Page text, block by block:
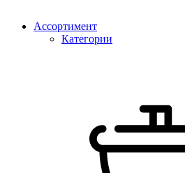
Ассортимент
Категории